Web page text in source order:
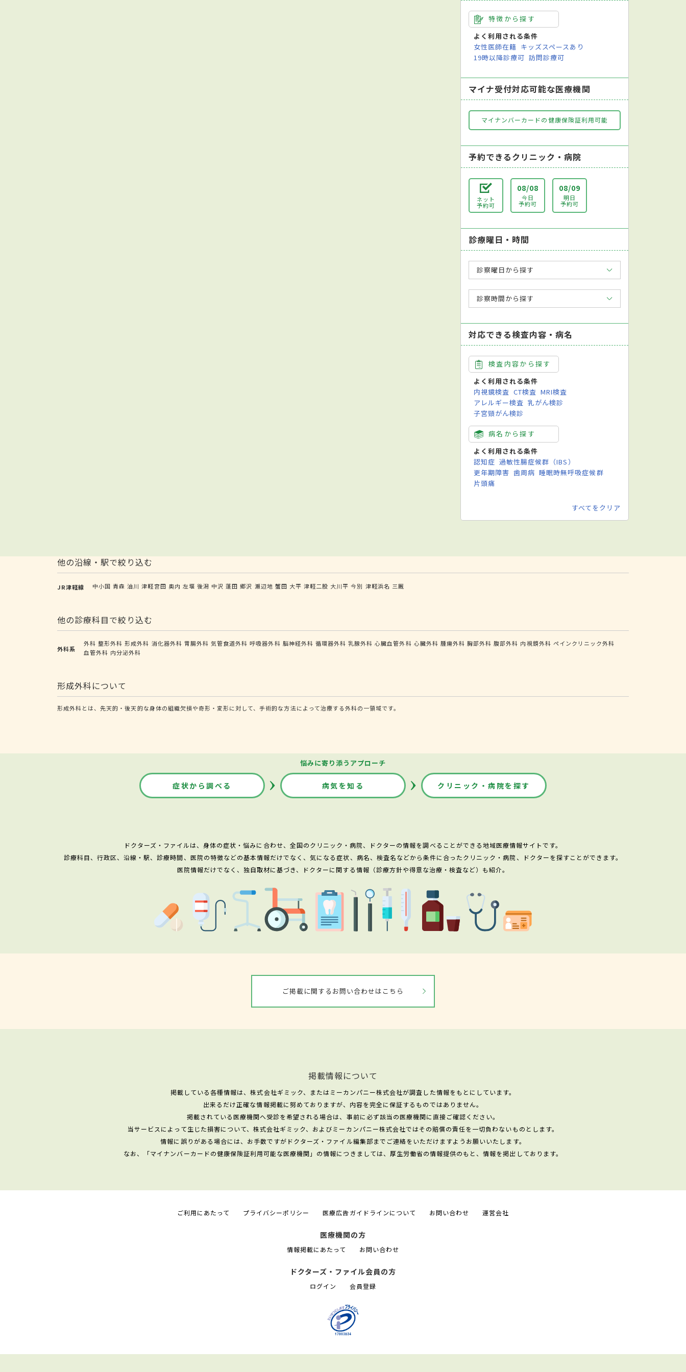
特徴から探す
よく利用される条件
女性医師在籍 キッズスペースあり
19時以降診療可 訪問診療可
マイナ受付対応可能な医療機関
マイナンバーカードの健康保険証利用可能
予約できるクリニック・病院
ネット
予約可
08/08
今日
予約可
08/09
明日
予約可
診療曜日・時間
診察曜日から探す
診察時間から探す
対応できる検査内容・病名
検査内容から探す
よく利用される条件
内視鏡検査 CT検査 MRI検査
アレルギー検査 乳がん検診
子宮頸がん検診
病名から探す
よく利用される条件
認知症 過敏性腸症候群（IBS）
更年期障害 歯周病 睡眠時無呼吸症候群
片頭痛
すべてをクリア
他の沿線・駅で絞り込む
JR津軽線 中小国 青森 油川 津軽宮田 奥内 左堰 後潟 中沢 蓬田 郷沢 瀬辺地 蟹田 大平 津軽二股 大川平 今別 津軽浜名 三厩
他の診療科目で絞り込む
外科系
外科 整形外科 形成外科 消化器外科 胃腸外科 気管食道外科 呼吸器外科 脳神経外科 循環器外科 乳腺外科 心臓血管外科 心臓外科 腫瘍外科 胸部外科 腹部外科 内視鏡外科 ペインクリニック外科
血管外科 内分泌外科
形成外科について
形成外科とは、先天的・後天的な身体の組織欠損や奇形・変形に対して、手術的な方法によって治療する外科の一領域です。
悩みに寄り添うアプローチ
症状から調べる 病気を知る クリニック・病院を探す
ドクターズ・ファイルは、身体の症状・悩みに合わせ、全国のクリニック・病院、ドクターの情報を調べることができる地域医療情報サイトです。
診療科目、行政区、沿線・駅、診療時間、医院の特徴などの基本情報だけでなく、気になる症状、病名、検査名などから条件に合ったクリニック・病院、ドクターを探すことができます。
医院情報だけでなく、独自取材に基づき、ドクターに関する情報（診療方針や得意な治療・検査など）も紹介。
ご掲載に関するお問い合わせはこちら
掲載情報について
掲載している各種情報は、株式会社ギミック、またはミーカンパニー株式会社が調査した情報をもとにしています。
出来るだけ正確な情報掲載に努めておりますが、内容を完全に保証するものではありません。
掲載されている医療機関へ受診を希望される場合は、事前に必ず該当の医療機関に直接ご確認ください。
当サービスによって生じた損害について、株式会社ギミック、およびミーカンパニー株式会社ではその賠償の責任を一切負わないものとします。
情報に誤りがある場合には、お手数ですがドクターズ・ファイル編集部までご連絡をいただけますようお願いいたします。
なお、「マイナンバーカードの健康保険証利用可能な医療機関」の情報につきましては、厚生労働省の情報提供のもと、情報を掲出しております。
ご利用にあたって プライバシーポリシー 医療広告ガイドラインについて お問い合わせ 運営会社
医療機関の方
情報掲載にあたって お問い合わせ
ドクターズ・ファイル会員の方
ログイン 会員登録